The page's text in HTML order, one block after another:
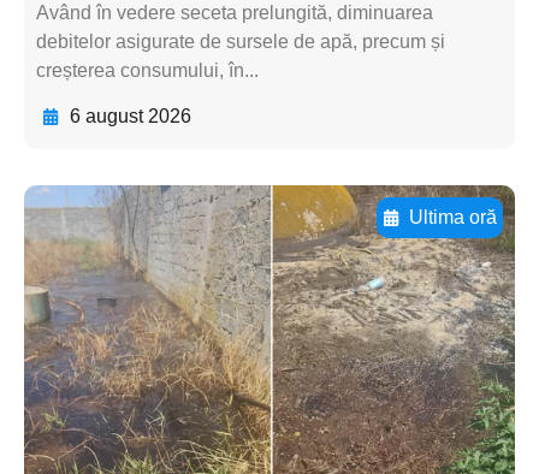
Având în vedere seceta prelungită, diminuarea
debitelor asigurate de sursele de apă, precum și
creșterea consumului, în...
6 august 2026
Ultima oră
Adaugă aici textul pentru
subtitluAdaugă aici
textul pentru
subtitluAdaugă aici
textul pentru
subtitluAdaugă aici